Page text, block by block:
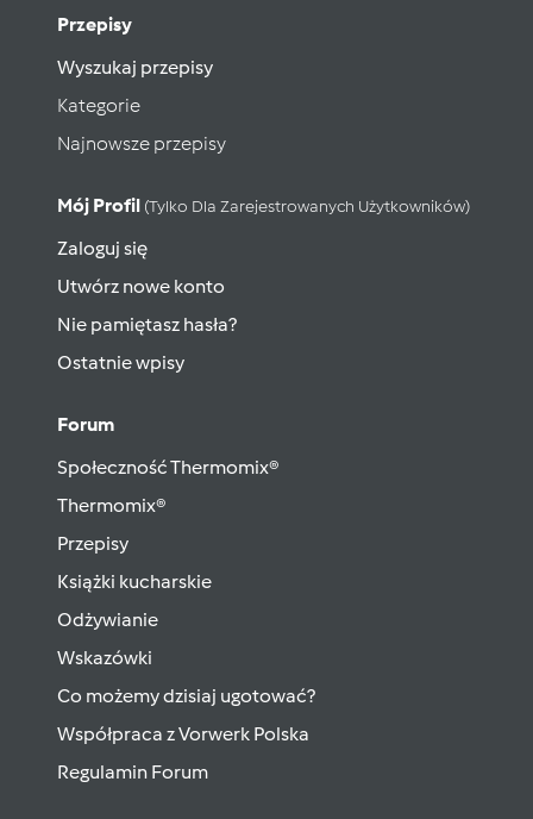
Przepisy
Wyszukaj przepisy
Kategorie
Najnowsze przepisy
Mój Profil (tylko Dla Zarejestrowanych Użytkowników)
Zaloguj się
Utwórz nowe konto
Nie pamiętasz hasła?
Ostatnie wpisy
Forum
Społeczność Thermomix®
Thermomix®
Przepisy
Książki kucharskie
Odżywianie
Wskazówki
Co możemy dzisiaj ugotować?
Współpraca z Vorwerk Polska
Regulamin Forum